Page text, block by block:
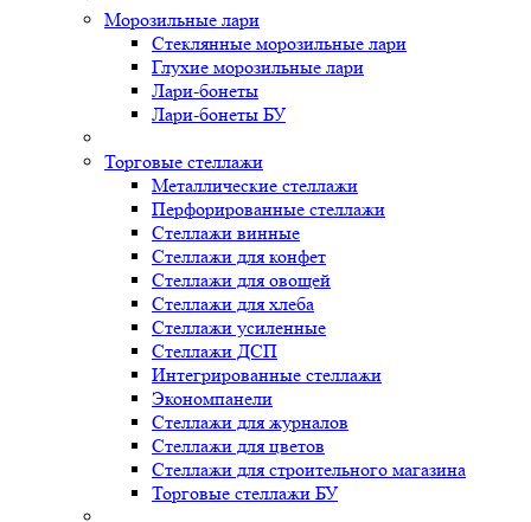
Морозильные лари
Стеклянные морозильные лари
Глухие морозильные лари
Лари-бонеты
Лари-бонеты БУ
Торговые стеллажи
Металлические стеллажи
Перфорированные стеллажи
Стеллажи винные
Стеллажи для конфет
Стеллажи для овощей
Стеллажи для хлеба
Стеллажи усиленные
Стеллажи ДСП
Интегрированные стеллажи
Экономпанели
Стеллажи для журналов
Стеллажи для цветов
Стеллажи для строительного магазина
Торговые стеллажи БУ